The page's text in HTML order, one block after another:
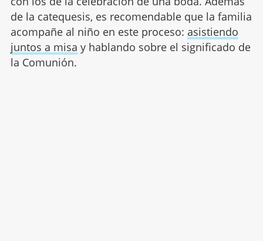
de la catequesis, es recomendable que la familia
acompañe al niño en este proceso: asistiendo
juntos a misa y hablando sobre el significado de
la Comunión.